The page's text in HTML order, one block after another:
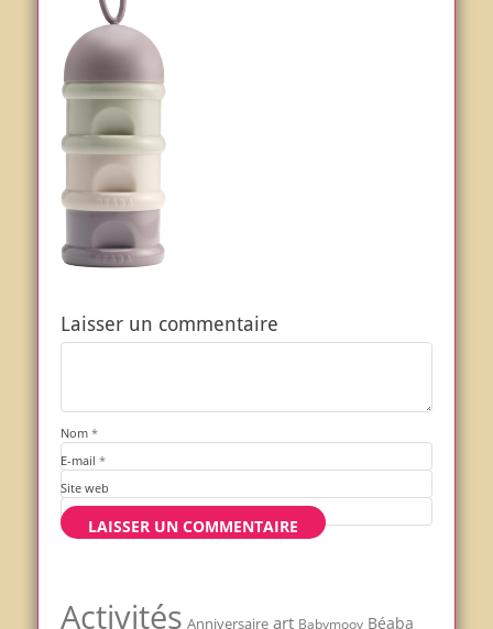
Laisser un commentaire
Nom *
E-mail *
Site web
Activités Anniversaire art Babymoov Béaba